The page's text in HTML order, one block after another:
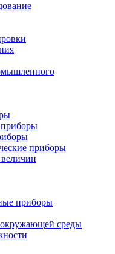
приборы
приборы
приборы
среды